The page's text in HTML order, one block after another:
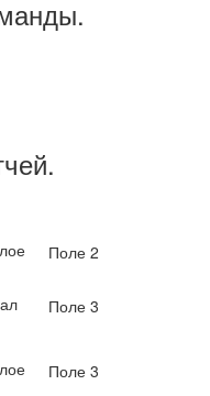
.
.
Поле 2
Поле 3
Поле 3